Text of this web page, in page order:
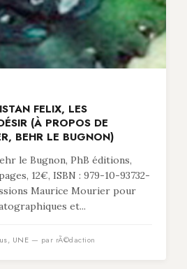
FELIX, LES
(À PROPOS DE
BEHR LE BUGNON)
le Bugnon, PhB éditions,
12€, ISBN : 979-10-93732-
Maurice Mourier pour
et...
, UNE — par rÃ©daction